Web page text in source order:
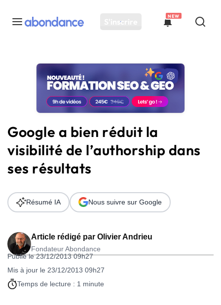
S'inscrire
NEW
Toutes les actus
Actus SEO
Plateforme
Solutions
Ressources
Audit SEO
Google a bien réduit la
visibilité de l’authorship dans
ses résultats
Article rédigé par Olivier Andrieu
Fondateur Abondance
Publié le 23/12/2013 09h27
Mis à jour le 23/12/2013 09h27
Temps de lecture : 1 minute
Résumé IA Nous suivre sur Google